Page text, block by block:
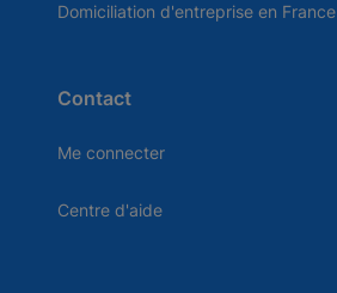
Domiciliation d'entreprise en France
Contact
Me connecter
Centre d'aide